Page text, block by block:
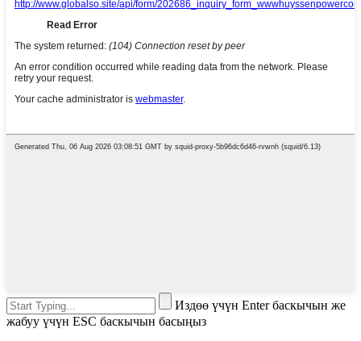
Издөө үчүн Enter баскычын же
жабуу үчүн ESC баскычын басыңыз